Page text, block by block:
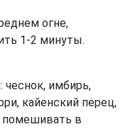
огне,
1-2 минуты.
чеснок, имбирь,
кайенский перец,
помешивать в